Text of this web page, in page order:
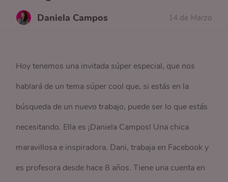
Daniela Campos 14 de Marzo
Hoy tenemos una invitada súper especial, que nos
hablará de un tema súper cool que, si estás en la
búsqueda de un nuevo trabajo, puede ser lo que estás
necesitando. Ella es ¡Daniela Campos! Una chica
maravillosa e inspiradora. Dani, trabaja en Facebook y
es profesora desde hace 8 años. Tiene una cuenta en